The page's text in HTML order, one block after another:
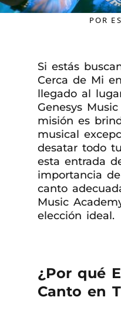
POR
Si estás
Cerca de Mi
llegado al
Genesys
misión es
musical
desatar todo
esta entrada
importancia
canto
Music
elección ideal.
¿Por qué
Canto en